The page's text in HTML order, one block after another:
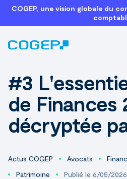
COGEP, une vision globale du
#3
de Finances
décryptée
Actus COGEP Avocats
Patrimoine
Publié le 6/05/2026